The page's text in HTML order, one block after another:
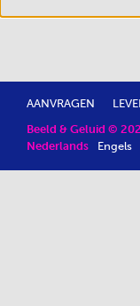
Beeld & Geluid ©
Nederlands
Engels
AANVRAGEN